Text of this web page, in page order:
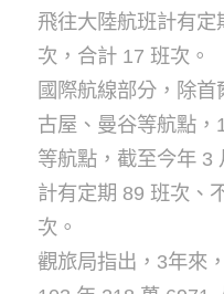
飛往大陸航班計有
次，合計 17 班次。
國際航線部分，除
古屋、曼谷等航點
等航點，截至今年 3
計有定期 89 班次、
次。
觀旅局指出，3年來